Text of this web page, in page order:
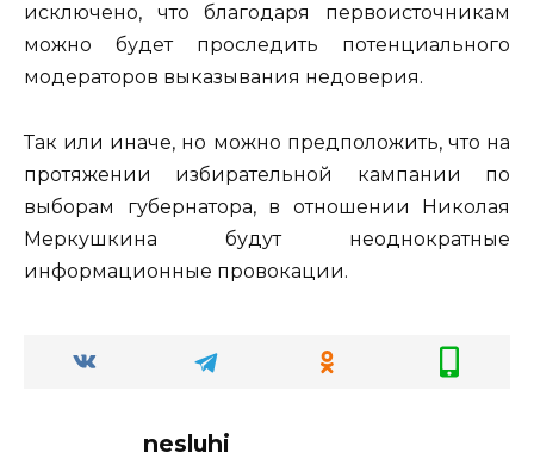
исключено, что благодаря первоисточникам
можно будет проследить потенциального
модераторов выказывания недоверия.
Так или иначе, но можно предположить, что на
протяжении избирательной кампании по
выборам губернатора, в отношении Николая
Меркушкина будут неоднократные
информационные провокации.
nesluhi